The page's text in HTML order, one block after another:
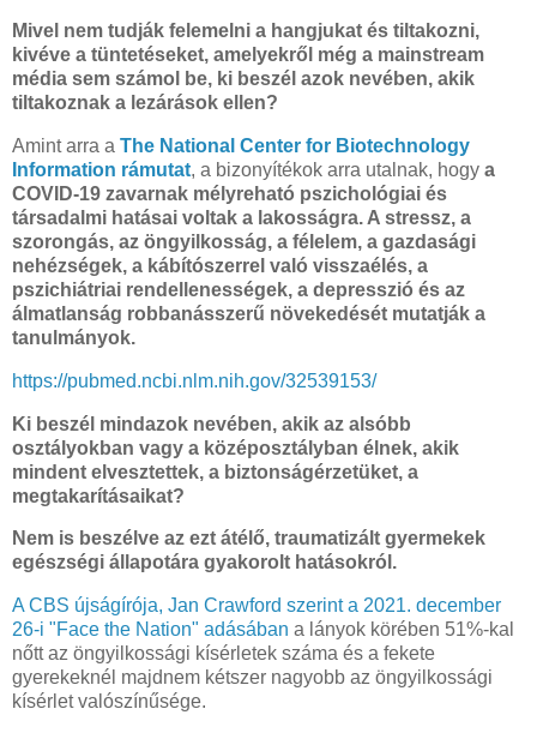
Mivel nem tudják felemelni a hangjukat és tiltakozni,
kivéve a tüntetéseket, amelyekről még a mainstream
média sem számol be, ki beszél azok nevében, akik
tiltakoznak a lezárások ellen?
Amint arra a The National Center for Biotechnology
Information rámutat, a bizonyítékok arra utalnak, hogy a
COVID-19 zavarnak mélyreható pszichológiai és
társadalmi hatásai voltak a lakosságra. A stressz, a
szorongás, az öngyilkosság, a félelem, a gazdasági
nehézségek, a kábítószerrel való visszaélés, a
pszichiátriai rendellenességek, a depresszió és az
álmatlanság robbanásszerű növekedését mutatják a
tanulmányok.
https://pubmed.ncbi.nlm.nih.gov/32539153/
Ki beszél mindazok nevében, akik az alsóbb
osztályokban vagy a középosztályban élnek, akik
mindent elvesztettek, a biztonságérzetüket, a
megtakarításaikat?
Nem is beszélve az ezt átélő, traumatizált gyermekek
egészségi állapotára gyakorolt hatásokról.
A CBS újságírója, Jan Crawford szerint a 2021. december
26-i "Face the Nation" adásában a lányok körében 51%-kal
nőtt az öngyilkossági kísérletek száma és a fekete
gyerekeknél majdnem kétszer nagyobb az öngyilkossági
kísérlet valószínűsége.